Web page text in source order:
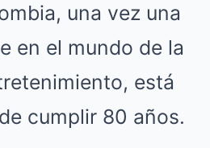
una vez una
en el mundo de la
está
cumplir 80 años.